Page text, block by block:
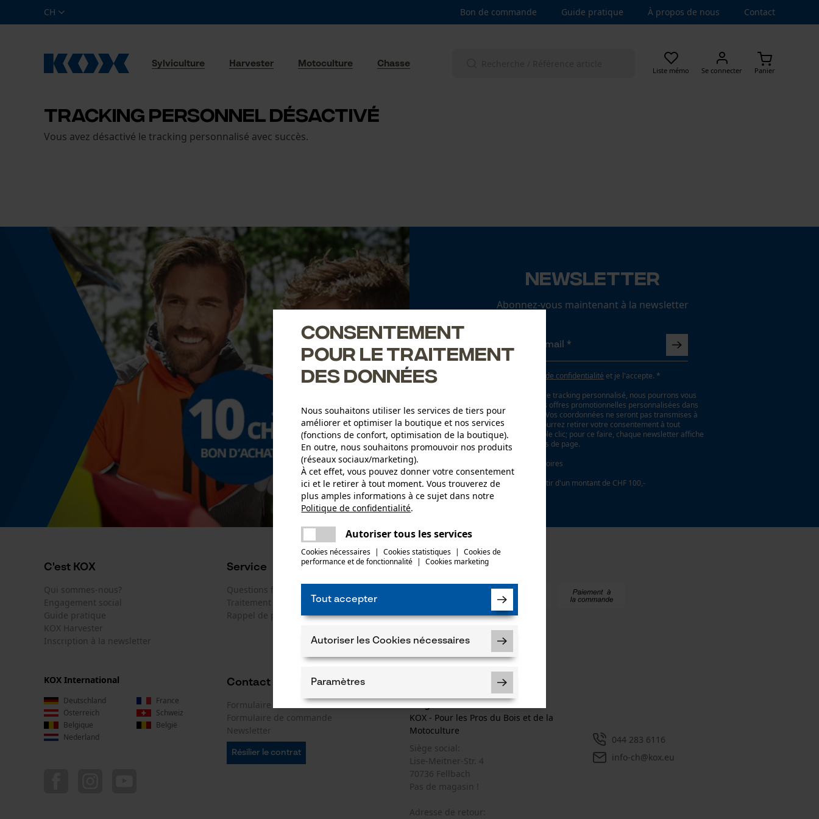
CH Bon de commande Guide pratique À propos de nous Contact
Liste mémo Se connecter Panier
Sylviculture Harvester Motoculture Chasse
TRACKING PERSONNEL DÉSACTIVÉ
Vous avez désactivé le tracking personnalisé avec succès.
Newsletter
Abonnez-vous maintenant à la newsletter
politique de confidentialité et je l'accepte. *
Si vous acceptez le tracking personnalisé, nous pourrons vous
faire parvenir des offres promotionnelles personnalisées dans
notre newsletter. Vos coordonnées ne seront pas transmises à
des tiers. Vous pourrez retirer votre consentement à tout
moment sur simple clic; pour ce faire, chaque newsletter affiche
un lien tout en bas de page.
* Champs obligatoires
*** Valable à partir d'un montant de CHF 100,-
C'est KOX
Qui sommes-nous?
Engagement social
Guide pratique
KOX Harvester
Inscription à la newsletter
Service
Questions fréquemment posées
Traitement des retours
Rappel de produits
Paiement
Contact
Formulaire de contact
Formulaire de commande
Newsletter
Résilier le contrat
Oregon Tool GmbH
KOX - Pour les Pros du Bois et de la
Motoculture
Siège social:
Lise-Meitner-Str. 4
70736 Fellbach
Pas de magasin !
Adresse de retour:
044 283 6116
info-ch@kox.eu
KOX International
Deutschland
France
Österreich
Schweiz
Belgique
België
Nederland
Consentement
pour le traitement
des données
Nous souhaitons utiliser les services de tiers pour
améliorer et optimiser la boutique et nos services
(fonctions de confort, optimisation de la boutique).
En outre, nous souhaitons promouvoir nos produits
(réseaux sociaux/marketing).
À cet effet, vous pouvez donner votre consentement
ici et le retirer à tout moment. Vous trouverez de
plus amples informations à ce sujet dans notre
Politique de confidentialité.
Autoriser tous les services
Cookies nécessaires | Cookies statistiques |
Cookies de
performance et de fonctionnalité | Cookies marketing
Tout accepter
Autoriser les Cookies nécessaires
Paramètres
Une erreur s'est produite. Veuillez essayer
encore.
partager